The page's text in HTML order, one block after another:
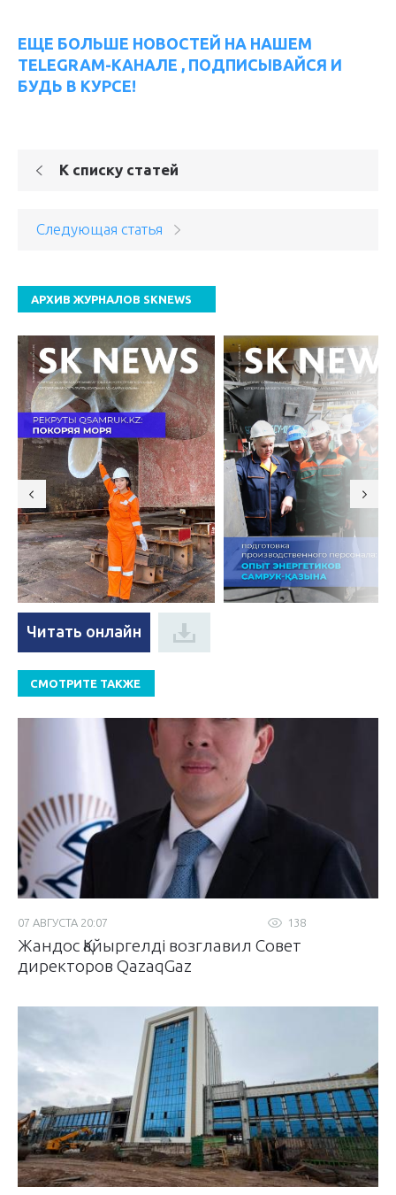
ЕЩЕ БОЛЬШЕ НОВОСТЕЙ НА НАШЕМ
TELEGRAM-КАНАЛЕ , ПОДПИСЫВАЙСЯ И
БУДЬ В КУРСЕ!
К списку статей
Следующая статья
АРХИВ ЖУРНАЛОВ SKNEWS
Читать онлайн
СМОТРИТЕ ТАКЖЕ
138
07 АВГУСТА 20:07
Жандос Қайыргелді возглавил Совет
директоров QazaqGaz